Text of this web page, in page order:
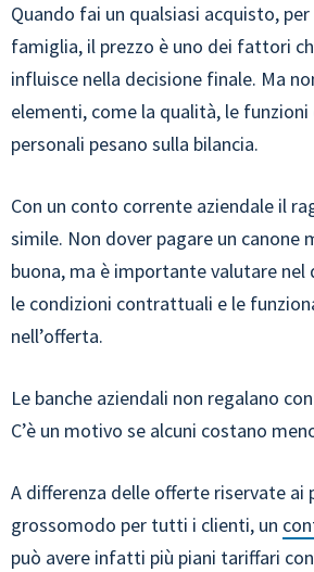
Quando fai un qualsiasi acquisto,
famiglia, il prezzo è uno dei fattori
influisce nella decisione finale. Ma
elementi, come la qualità, le funzioni
personali pesano sulla bilancia.
Con un conto corrente aziendale il
simile. Non dover pagare un canone
buona, ma è importante valutare
le condizioni contrattuali e le
nell’offerta.
Le banche aziendali non regalano
C’è un motivo se alcuni costano
A differenza delle offerte riservate ai
grossomodo per tutti i clienti, un
può avere infatti più piani tariffari